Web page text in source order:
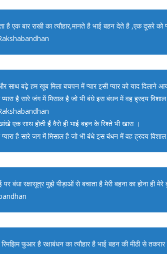
है एक बार राखी का त्यौहार,मानते है भाई बहन देते है ,एक दूसरे को
साथ बढ़े हम खूब मिला बचपन में प्यार इसी प्यार को याद दिलाने
है सारे जंग में मिसाल है जो भी बंधे इस बंधन में वह ह्रदय
एक साथ होती हैं वैसे ही भाई बहन के रिश्ते भी खास ।
है सारे जग में मिसाल है जो भी बंधे इस बंधन में वह ह्रदय
पर बंधा रक्षासूत्र मुझे पीड़ाओं से बचाता है मेरी बहना का होना ही
फुआर है रक्षाबंधन का त्यौहार है भाई बहन की मीठी से